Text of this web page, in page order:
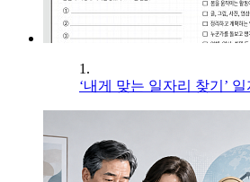
1.
‘내게 맞는 일자리 찾기’